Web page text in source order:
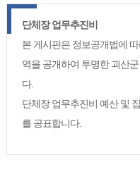
단체장 업무추진비
본 게시판은 정보공개법에
역을 공개하여 투명한 괴산
다.
단체장 업무추진비 예산 및
를 공표합니다.